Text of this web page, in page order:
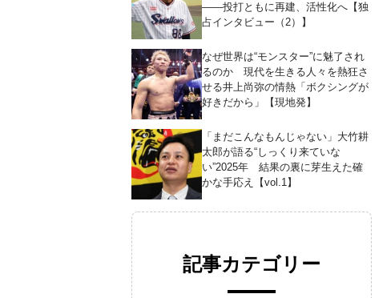
――投打ともに再建、活性化へ【独
占インタビュー（2）】
なぜ世界は“モンスター”に魅了され
るのか 現代を生きる人々を熱狂さ
せる井上尚弥の情熱「ボクシングが
好きだから」【現地発】
「まだこんなもんじゃない」大竹耕
太郎が語る“しっくり来ていな
い”2025年 結果の裏に芽生えた確
かな手応え【vol.1】
記事カテゴリー